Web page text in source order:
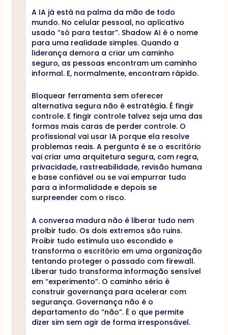
A IA já está na palma da mão de todo
mundo. No celular pessoal, no aplicativo
usado “só para testar”. Shadow AI é o nome
para uma realidade simples. Quando a
liderança demora a criar um caminho
seguro, as pessoas encontram um caminho
informal. E, normalmente, encontram rápido.
Bloquear ferramenta sem oferecer
alternativa segura não é estratégia. É fingir
controle. E fingir controle talvez seja uma das
formas mais caras de perder controle. O
profissional vai usar IA porque ela resolve
problemas reais. A pergunta é se o escritório
vai criar uma arquitetura segura, com regra,
privacidade, rastreabilidade, revisão humana
e base confiável ou se vai empurrar tudo
para a informalidade e depois se
surpreender com o risco.
A conversa madura não é liberar tudo nem
proibir tudo. Os dois extremos são ruins.
Proibir tudo estimula uso escondido e
transforma o escritório em uma organização
tentando proteger o passado com firewall.
Liberar tudo transforma informação sensível
em “experimento”. O caminho sério é
construir governança para acelerar com
segurança. Governança não é o
departamento do “não”. É o que permite
dizer sim sem agir de forma irresponsável.